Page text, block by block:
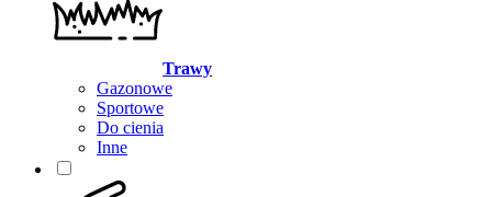
Trawy
Gazonowe
Sportowe
Do cienia
Inne